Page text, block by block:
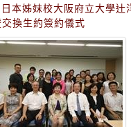
本姊妹校大阪府立大學辻
換生約簽約儀式